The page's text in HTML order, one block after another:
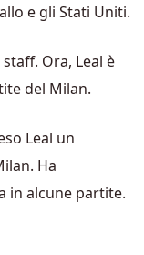
e gli Stati Uniti.
Ora, Leal è
del Milan.
Leal un
Ha
in alcune partite.